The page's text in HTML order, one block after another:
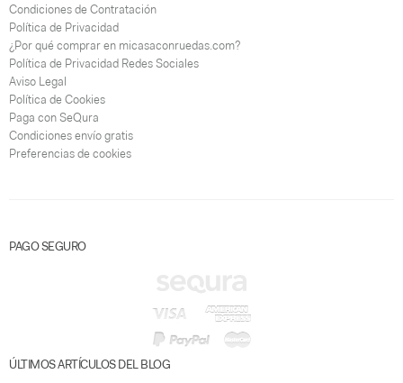
Condiciones de Contratación
Política de Privacidad
¿Por qué comprar en micasaconruedas.com?
Política de Privacidad Redes Sociales
Aviso Legal
Política de Cookies
Paga con SeQura
Condiciones envío gratis
Preferencias de cookies
PAGO SEGURO
ÚLTIMOS ARTÍCULOS DEL BLOG